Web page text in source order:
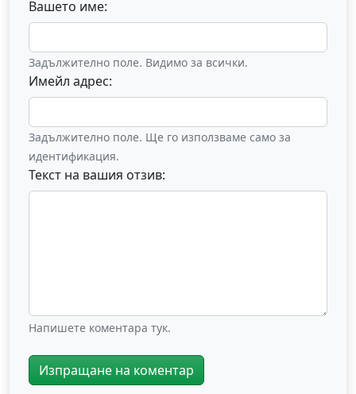
Вашето име:
Задължително поле. Видимо за всички.
Имейл адрес:
Задължително поле. Ще го използваме само за
идентификация.
Текст на вашия отзив:
Напишете коментара тук.
Изпращане на коментар